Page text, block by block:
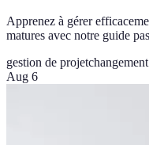
Apprenez à gérer
matures avec notre guide
gestion de projetchangement
Aug 6